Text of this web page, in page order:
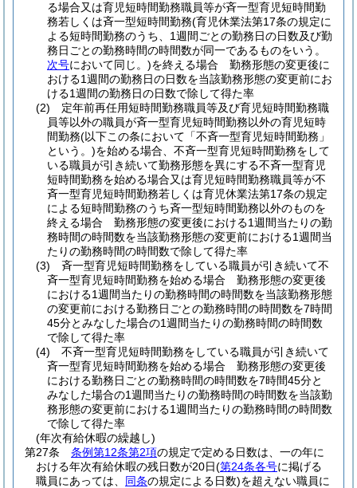
る場合又は育児短時間勤務職員等が斉一型育児短時間勤
務若しくは斉一型短時間勤務(育児休業法第17条の規定に
よる短時間勤務のうち、1週間ごとの勤務日の日数及び勤
務日ごとの勤務時間の時間数が同一であるものをいう。
次号において同じ。)を終える場合 勤務形態の変更後に
おける1週間の勤務日の日数を当該勤務形態の変更前にお
ける1週間の勤務日の日数で除して得た率
(2)
定年前再任用短時間勤務職員等及び育児短時間勤務職
員等以外の職員が斉一型育児短時間勤務以外の育児短時
間勤務(以下この条において「不斉一型育児短時間勤務」
という。)を始める場合、不斉一型育児短時間勤務をして
いる職員が引き続いて勤務形態を異にする不斉一型育児
短時間勤務を始める場合又は育児短時間勤務職員等が不
斉一型育児短時間勤務若しくは育児休業法第17条の規定
による短時間勤務のうち斉一型短時間勤務以外のものを
終える場合 勤務形態の変更後における1週間当たりの勤
務時間の時間数を当該勤務形態の変更前における1週間当
たりの勤務時間の時間数で除して得た率
(3)
斉一型育児短時間勤務をしている職員が引き続いて不
斉一型育児短時間勤務を始める場合 勤務形態の変更後
における1週間当たりの勤務時間の時間数を当該勤務形態
の変更前における勤務日ごとの勤務時間の時間数を7時間
45分とみなした場合の1週間当たりの勤務時間の時間数
で除して得た率
(4)
不斉一型育児短時間勤務をしている職員が引き続いて
斉一型育児短時間勤務を始める場合 勤務形態の変更後
における勤務日ごとの勤務時間の時間数を7時間45分と
みなした場合の1週間当たりの勤務時間の時間数を当該勤
務形態の変更前における1週間当たりの勤務時間の時間数
で除して得た率
(年次有給休暇の繰越し)
第27条
条例第12条第2項の規定で定める日数は、一の年に
おける年次有給休暇の残日数が20日(第24条各号に掲げる
職員にあっては、 同条の規定による日数)を超えない職員に